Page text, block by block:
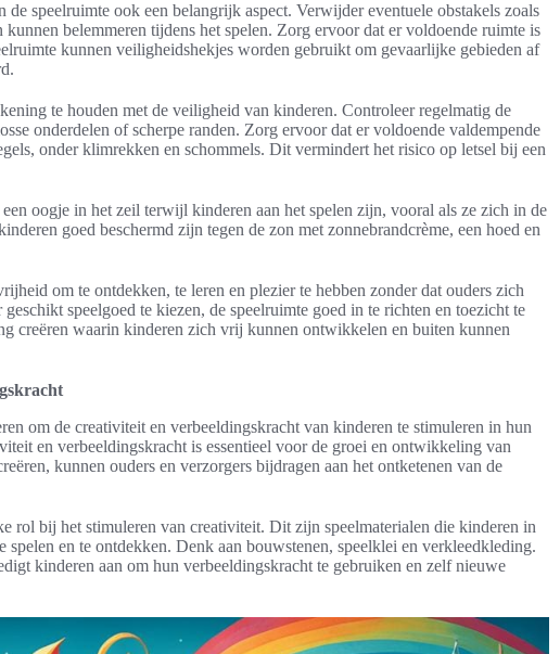
speelruimte ook een belangrijk aspect. Verwijder eventuele obstakels zoals
belemmeren tijdens het spelen. Zorg ervoor dat er voldoende ruimte is
kunnen veiligheidshekjes worden gebruikt om gevaarlijke gebieden af
te houden met de veiligheid van kinderen. Controleer regelmatig de
onderdelen of scherpe randen. Zorg ervoor dat er voldoende valdempende
onder klimrekken en schommels. Dit vermindert het risico op letsel bij een
oogje in het zeil terwijl kinderen aan het spelen zijn, vooral als ze zich in de
goed beschermd zijn tegen de zon met zonnebrandcrème, een hoed en
om te ontdekken, te leren en plezier te hebben zonder dat ouders zich
speelgoed te kiezen, de speelruimte goed in te richten en toezicht te
creëren waarin kinderen zich vrij kunnen ontwikkelen en buiten kunnen
om de creativiteit en verbeeldingskracht van kinderen te stimuleren in hun
en verbeeldingskracht is essentieel voor de groei en ontwikkeling van
kunnen ouders en verzorgers bijdragen aan het ontketenen van de
rol bij het stimuleren van creativiteit. Dit zijn speelmaterialen die kinderen in
spelen en te ontdekken. Denk aan bouwstenen, speelklei en verkleedkleding.
kinderen aan om hun verbeeldingskracht te gebruiken en zelf nieuwe